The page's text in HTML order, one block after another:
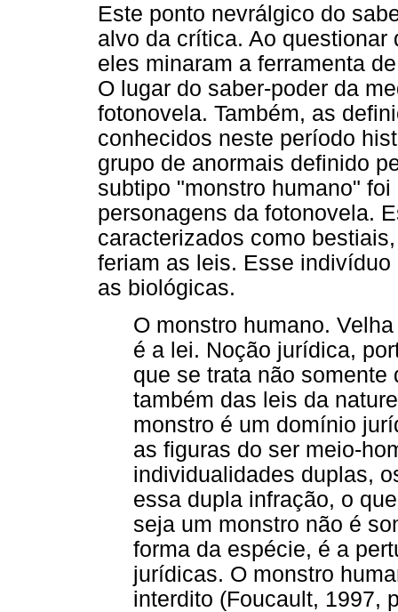
Este ponto nevrálgico do
alvo da crítica. Ao
eles minaram a ferramenta
O lugar do saber-poder da
fotonovela. Também, as
conhecidos neste período
grupo de anormais definido
subtipo "monstro humano"
personagens da fotonovela.
caracterizados como
feriam as leis. Esse
as biológicas.
O monstro humano.
é a lei. Noção jurídica,
que se trata não
também das leis da
monstro é um domínio
as figuras do ser meio-
individualidades duplas,
essa dupla infração, o
seja um monstro não é
forma da espécie, é a
jurídicas. O monstro
interdito (Foucault, 1997,